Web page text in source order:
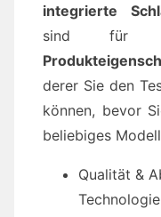
integrierte
sind
derer Sie den
können, bevor
beliebiges
Qualität &